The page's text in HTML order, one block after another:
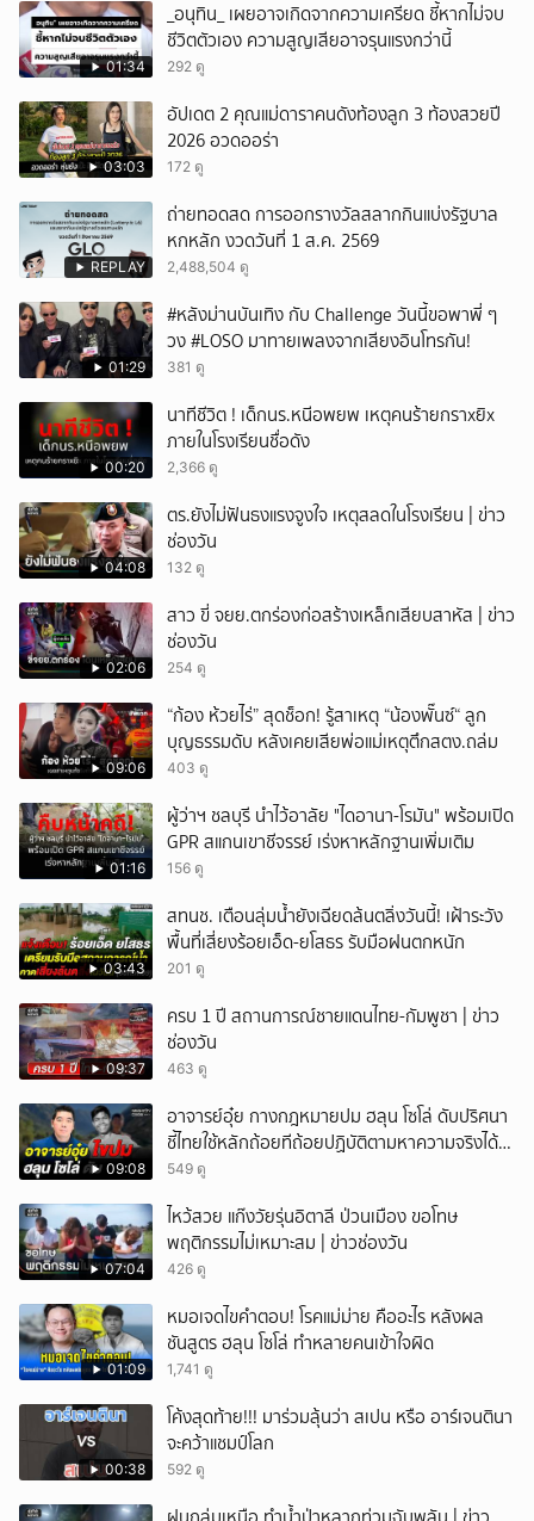
01:34
_อนุทิน_ เผยอาจเกิดจากความเครียด ชี้หากไม่จบ
ชีวิตตัวเอง ความสูญเสียอาจรุนแรงกว่านี้
292 ดู
03:03
อัปเดต 2 คุณแม่ดาราคนดังท้องลูก 3 ท้องสวยปี
2026 อวดออร่า
172 ดู
REPLAY
ถ่ายทอดสด การออกรางวัลสลากกินแบ่งรัฐบาล
หกหลัก งวดวันที่ 1 ส.ค. 2569
2,488,504 ดู
01:29
#หลังม่านบันเทิง กับ Challenge วันนี้ขอพาพี่ ๆ
วง #LOSO มาทายเพลงจากเสียงอินโทรกัน!
381 ดู
00:20
นาทีชีวิต ! เด็กนร.หนีอพยพ เหตุคนร้ายกราxยิx
ภายในโรงเรียนชื่อดัง
2,366 ดู
04:08
ตร.ยังไม่ฟันธงแรงจูงใจ เหตุสลดในโรงเรียน | ข่าว
ช่องวัน
132 ดู
02:06
สาว ขี่ จยย.ตกร่องก่อสร้างเหล็กเสียบสาหัส | ข่าว
ช่องวัน
254 ดู
09:06
“ก้อง ห้วยไร่” สุดช็อก! รู้สาเหตุ “น้องพั๊นซ์“ ลูก
บุญธรรมดับ หลังเคยเสียพ่อแม่เหตุตึกสตง.ถล่ม
403 ดู
01:16
ผู้ว่าฯ ชลบุรี นำไว้อาลัย "ไดอานา-โรมัน" พร้อมเปิด
GPR สแกนเขาชีจรรย์ เร่งหาหลักฐานเพิ่มเติม
156 ดู
03:43
สทนช. เตือนลุ่มน้ำยังเฉียดล้นตลิ่งวันนี้! เฝ้าระวัง
พื้นที่เสี่ยงร้อยเอ็ด-ยโสธร รับมือฝนตกหนัก
201 ดู
09:37
ครบ 1 ปี สถานการณ์ชายแดนไทย-กัมพูชา | ข่าว
ช่องวัน
463 ดู
09:08
อาจารย์อุ๋ย กางกฎหมายปม ฮลุน โซโล่ ดับปริศนา
ชี้ไทยใช้หลักถ้อยทีถ้อยปฏิบัติตามหาความจริงได้
แม้ไร้สนธิสัญญา
549 ดู
07:04
ไหว้สวย แก๊งวัยรุ่นอิตาลี ป่วนเมือง ขอโทษ
พฤติกรรมไม่เหมาะสม | ข่าวช่องวัน
426 ดู
01:09
หมอเจดไขคำตอบ! โรคแม่ม่าย คืออะไร หลังผล
ชันสูตร ฮลุน โซโล่ ทำหลายคนเข้าใจผิด
1,741 ดู
00:38
โค้งสุดท้าย!!! มาร่วมลุ้นว่า สเปน หรือ อาร์เจนตินา
จะคว้าแชมป์โลก
592 ดู